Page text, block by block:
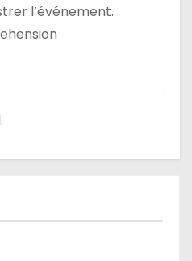
l’événement.